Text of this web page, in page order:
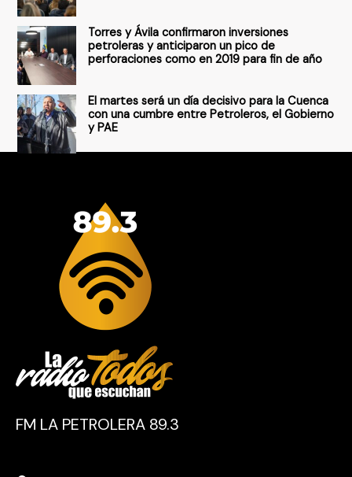
Torres y Ávila confirmaron inversiones
petroleras y anticiparon un pico de
perforaciones como en 2019 para fin de año
El martes será un día decisivo para la Cuenca
con una cumbre entre Petroleros, el Gobierno
y PAE
FM LA PETROLERA 89.3